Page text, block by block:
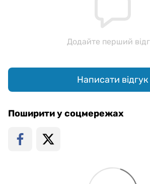
Додайте перший
Написати відгук
Поширити у соцмережах